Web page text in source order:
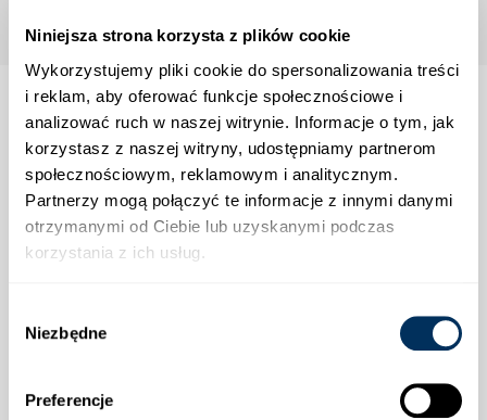
Niniejsza strona korzysta z plików cookie
Wykorzystujemy pliki cookie do spersonalizowania treści
i reklam, aby oferować funkcje społecznościowe i
analizować ruch w naszej witrynie. Informacje o tym, jak
korzystasz z naszej witryny, udostępniamy partnerom
społecznościowym, reklamowym i analitycznym.
Partnerzy mogą połączyć te informacje z innymi danymi
otrzymanymi od Ciebie lub uzyskanymi podczas
korzystania z ich usług.
zgody
Niezbędne
Preferencje
Strefa klienta
Informacje